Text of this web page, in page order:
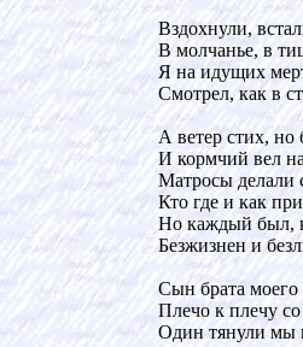
Вздохнули,
В молчанье, в
Я на идущих
Смотрел, как в
А ветер стих,
И кормчий вел
Матросы делали
Кто где и как
Но каждый был,
Безжизнен и
Сын брата моего
Плечо к плечу
Один тянули мы